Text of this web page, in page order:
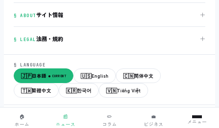
§ ABOUTサイト情報 ＋
§ LEGAL法務・規約 ＋
§ LANGUAGE
🇯🇵日本語 ● CURRENT 🇺🇸English 🇨🇳简体中文
🇹🇼繁體中文 🇰🇷한국어 🇻🇳Tiếng Việt
© 2018-2026 sqool.co.jp ‧ All rights reserved. v3.0.0 build 20260505
● ALL SYSTEMS NORMAL
🏠
ホーム
📰
ニュース
✏️
コラム
💼
ビジネス
メニュー